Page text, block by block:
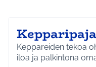
Keppareiden tekoa